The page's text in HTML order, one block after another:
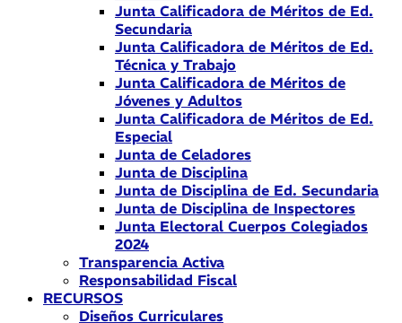
Junta Calificadora de Méritos de Ed.
Secundaria
Junta Calificadora de Méritos de Ed.
Técnica y Trabajo
Junta Calificadora de Méritos de
Jóvenes y Adultos
Junta Calificadora de Méritos de Ed.
Especial
Junta de Celadores
Junta de Disciplina
Junta de Disciplina de Ed. Secundaria
Junta de Disciplina de Inspectores
Junta Electoral Cuerpos Colegiados
2024
Transparencia Activa
Responsabilidad Fiscal
RECURSOS
Diseños Curriculares